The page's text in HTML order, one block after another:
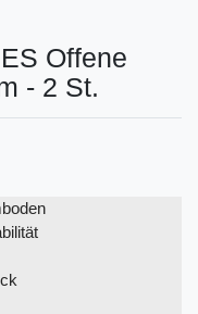
Offene
- 2 St.